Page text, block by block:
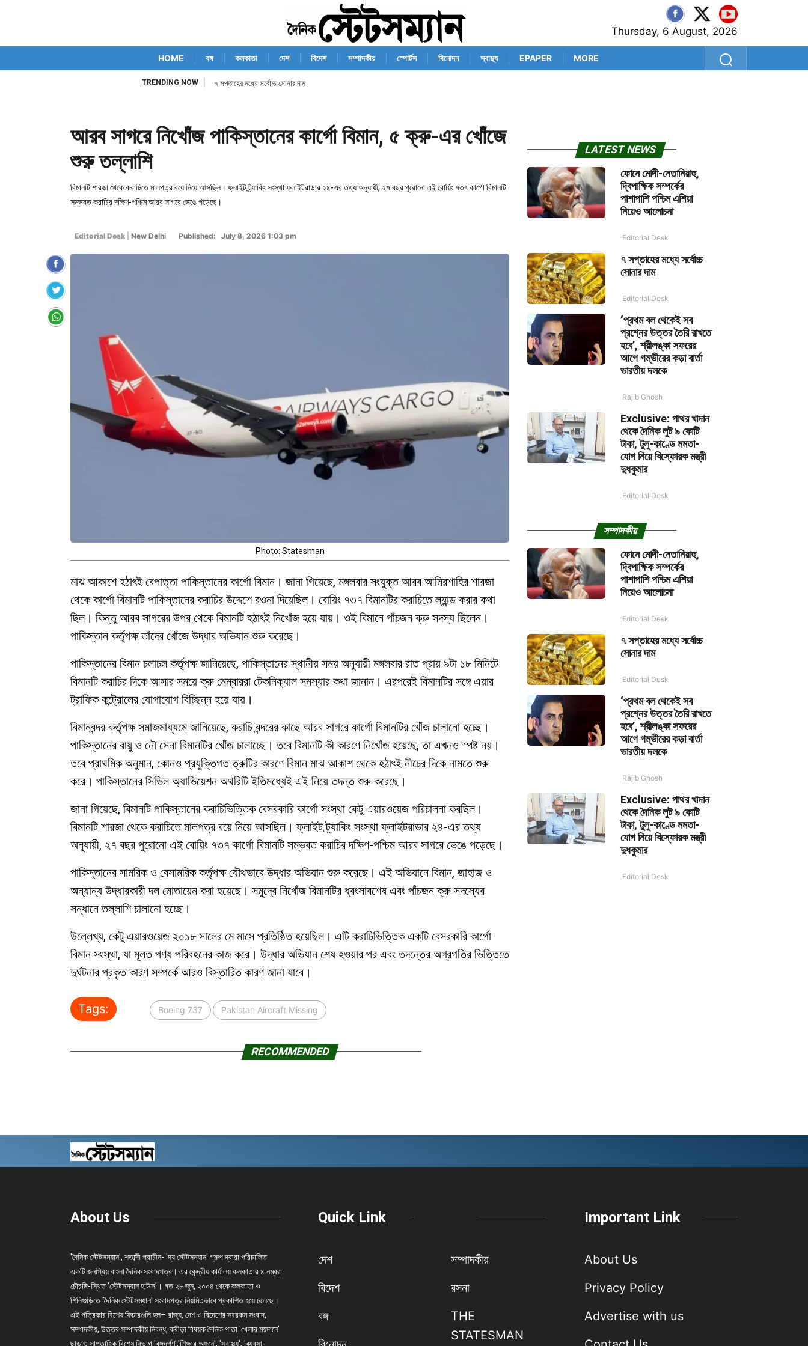
Thursday, 6 August, 2026
HOME বঙ্গ কলকাতা দেশ বিদেশ সম্পাদকীয় স্পোর্টস বিনোদন স্বাস্থ্য EPAPER MORE
TRENDING NOW ৭ সপ্তাহের মধ্যে সর্বোচ্চ সোনার দাম
আরব সাগরে নিখোঁজ পাকিস্তানের কার্গো বিমান, ৫ ক্রু-এর খোঁজে
শুরু তল্লাশি
বিমানটি শারজা থেকে করাচিতে মালপত্র বয়ে নিয়ে আসছিল। ফ্লাইট ট্র্যাকিং সংস্থা ফ্লাইটরাডার ২৪-এর তথ্য অনুযায়ী, ২৭ বছর পুরোনো এই বোয়িং ৭৩৭ কার্গো বিমানটি
সম্ভবত করাচির দক্ষিণ-পশ্চিম আরব সাগরে ভেঙে পড়েছে।
Editorial Desk New Delhi Published: July 8, 2026 1:03 pm
Photo: Statesman
মাঝ আকাশে হঠাৎই বেপাত্তা পাকিস্তানের কার্গো বিমান। জানা গিয়েছে, মঙ্গলবার সংযুক্ত আরব আমিরশাহির শারজা
থেকে কার্গো বিমানটি পাকিস্তানের করাচির উদ্দেশে রওনা দিয়েছিল। বোয়িং ৭৩৭ বিমানটির করাচিতে ল্যান্ড করার কথা
ছিল। কিন্তু আরব সাগরের উপর থেকে বিমানটি হঠাৎই নিখোঁজ হয়ে যায়। ওই বিমানে পাঁচজন ক্রু সদস্য ছিলেন।
পাকিস্তান কর্তৃপক্ষ তাঁদের খোঁজে উদ্ধার অভিযান শুরু করেছে।
পাকিস্তানের বিমান চলাচল কর্তৃপক্ষ জানিয়েছে, পাকিস্তানের স্থানীয় সময় অনুযায়ী মঙ্গলবার রাত প্রায় ৯টা ১৮ মিনিটে
বিমানটি করাচির দিকে আসার সময়ে ক্রু মেম্বাররা টেকনিক্যাল সমস্যার কথা জানান। এরপরেই বিমানটির সঙ্গে এয়ার
ট্রাফিক কন্ট্রোলের যোগাযোগ বিচ্ছিন্ন হয়ে যায়।
বিমানবন্দর কর্তৃপক্ষ সমাজমাধ্যমে জানিয়েছে, করাচি বন্দরের কাছে আরব সাগরে কার্গো বিমানটির খোঁজ চালানো হচ্ছে।
পাকিস্তানের বায়ু ও নৌ সেনা বিমানটির খোঁজ চালাচ্ছে। তবে বিমানটি কী কারণে নিখোঁজ হয়েছে, তা এখনও স্পষ্ট নয়।
তবে প্রাথমিক অনুমান, কোনও প্রযুক্তিগত ত্রুটির কারণে বিমান মাঝ আকাশ থেকে হঠাৎই নীচের দিকে নামতে শুরু
করে। পাকিস্তানের সিভিল অ্যাভিয়েশন অথরিটি ইতিমধ্যেই এই নিয়ে তদন্ত শুরু করেছে।
জানা গিয়েছে, বিমানটি পাকিস্তানের করাচিভিত্তিক বেসরকারি কার্গো সংস্থা কেটু এয়ারওয়েজ পরিচালনা করছিল।
বিমানটি শারজা থেকে করাচিতে মালপত্র বয়ে নিয়ে আসছিল। ফ্লাইট ট্র্যাকিং সংস্থা ফ্লাইটরাডার ২৪-এর তথ্য
অনুযায়ী, ২৭ বছর পুরোনো এই বোয়িং ৭৩৭ কার্গো বিমানটি সম্ভবত করাচির দক্ষিণ-পশ্চিম আরব সাগরে ভেঙে পড়েছে।
পাকিস্তানের সামরিক ও বেসামরিক কর্তৃপক্ষ যৌথভাবে উদ্ধার অভিযান শুরু করেছে। এই অভিযানে বিমান, জাহাজ ও
অন্যান্য উদ্ধারকারী দল মোতায়েন করা হয়েছে। সমুদ্রে নিখোঁজ বিমানটির ধ্বংসাবশেষ এবং পাঁচজন ক্রু সদস্যের
সন্ধানে তল্লাশি চালানো হচ্ছে।
উল্লেখ্য, কেটু এয়ারওয়েজ ২০১৮ সালের মে মাসে প্রতিষ্ঠিত হয়েছিল। এটি করাচিভিত্তিক একটি বেসরকারি কার্গো
বিমান সংস্থা, যা মূলত পণ্য পরিবহনের কাজ করে। উদ্ধার অভিযান শেষ হওয়ার পর এবং তদন্তের অগ্রগতির ভিত্তিতে
দুর্ঘটনার প্রকৃত কারণ সম্পর্কে আরও বিস্তারিত কারণ জানা যাবে।
Tags: Boeing 737 Pakistan Aircraft Missing
RECOMMENDED
LATEST NEWS
ফোনে মোদী-নেতানিয়াহু,
দ্বিপাক্ষিক সম্পর্কের
পাশাপাশি পশ্চিম এশিয়া
নিয়েও আলোচনা
Editorial Desk
৭ সপ্তাহের মধ্যে সর্বোচ্চ
সোনার দাম
Editorial Desk
‘প্রথম বল থেকেই সব
প্রশ্নের উত্তর তৈরি রাখতে
হবে’, শ্রীলঙ্কা সফরের
আগে গম্ভীরের কড়া বার্তা
ভারতীয় দলকে
Rajib Ghosh
Exclusive: পাথর খাদান
থেকে দৈনিক লুট ৯ কোটি
টাকা, টুলু-কাণ্ডে মমতা-
যোগ নিয়ে বিস্ফোরক মন্ত্রী
দুধকুমার
Editorial Desk
সম্পাদকীয়
ফোনে মোদী-নেতানিয়াহু,
দ্বিপাক্ষিক সম্পর্কের
পাশাপাশি পশ্চিম এশিয়া
নিয়েও আলোচনা
Editorial Desk
৭ সপ্তাহের মধ্যে সর্বোচ্চ
সোনার দাম
Editorial Desk
‘প্রথম বল থেকেই সব
প্রশ্নের উত্তর তৈরি রাখতে
হবে’, শ্রীলঙ্কা সফরের
আগে গম্ভীরের কড়া বার্তা
ভারতীয় দলকে
Rajib Ghosh
Exclusive: পাথর খাদান
থেকে দৈনিক লুট ৯ কোটি
টাকা, টুলু-কাণ্ডে মমতা-
যোগ নিয়ে বিস্ফোরক মন্ত্রী
দুধকুমার
Editorial Desk
About Us
'দৈনিক স্টেটসম্যান', শতাব্দী প্রাচীন- 'দ্য স্টেটসম্যান' গ্রুপ দ্বারা পরিচালিত
একটি জনপ্রিয় বাংলা দৈনিক সংবাদপত্র। এর কেন্দ্রীয় কার্যালয় কলকাতার ৪ নম্বর
চৌরঙ্গি-স্থিত 'স্টেটসম্যান হাউস'। গত ২৮ জুন, ২০০৪ থেকে কলকাতা ও
শিলিগুড়িতে 'দৈনিক স্টেটসম্যান' সংবাদপত্র নিয়মিতভাবে প্রকাশিত হয়ে চলেছে।
এই পত্রিকার বিশেষ ফিচারগুলি হল– রাজ্য, দেশ ও বিদেশের সবরকম সংবাদ,
সম্পাদকীয়, উত্তর সম্পাদকীয় নিবন্ধ, ক্রীড়া বিষয়ক দৈনিক পাতা 'খেলার ময়দানে'
ছাড়াও সাপ্তাহিক বিশেষ বিভাগ 'বঙ্গদর্পণ','শিক্ষার অঙ্গনে', 'স্বাস্থ্য', 'ব্যবসা-
Quick Link
দেশ
বিদেশ
বঙ্গ
সম্পাদকীয়
রসনা
THE
STATESMAN
Important Link
About Us
Privacy Policy
Advertise with us